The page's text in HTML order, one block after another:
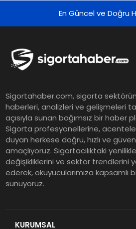
En Güncel ve Doğru
Sigortahaber.com, sigorta
haberleri, analizleri ve gelişmeleri
açısıyla sunan bağımsız bir haber
Sigorta profesyonellerine,
duyan herkese doğru, hızlı ve
amaçlıyoruz. Sigortacılıktaki
değişikliklerini ve sektör trendlerini
ederek, okuyucularımıza kapsamlı
sunuyoruz.
KURUMSAL